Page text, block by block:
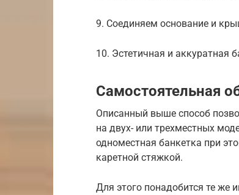
9. Соединяем основание и
10. Эстетичная и аккуратная
Самостоятельная
Описанный выше способ
на двух- или трехместных
одноместная банкетка при
каретной стяжкой.
Для этого понадобится те же